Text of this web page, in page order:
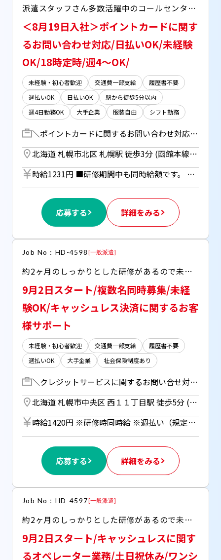
派遣スタッフさん多数活躍中のコールセンターでのオシゴト！ ○週4～OK ○日払い(JOBPAYサービス)OK ○服装・髪型・ネイル・ピアス自由 ○駅チカで通勤しやすい ○シフトは柔軟に相談可能 働きやすさ抜群です
＜8月19日入社＞ポイントカードに関す
るお問い合わせ対応/日払いOK/未経験
OK/18時定時/週4～OK/
未経験・初心者歓迎 交通費一部支給
履歴書不要
週払いOK
日払いOK
駅から徒歩5分以内
週4日勤務OK
大手企業 服装自由 シフト勤務
＼ポイントカードに関するお問い合わせ対応／ ポイントカード(アプリ、WEB含む)・クレジットカード・交通系ICカードに付帯するポイントサービスに関するお問い合わせ対応をお任せします！ ・お客様のお問い合わせ受付 ・お客様情報をヒアリング ・会員情報の照会や変更 ・ポイント以外に関する質問事項は他の窓口に誘導 フロー図やFAQを基にご回答いただきます！ ※簡単な使い方のサポートも一部ご対応いただきます。 ※先々にはなりますが、お客様からのメールの問い合わせにもご対応いただきます。 【入社】 7/21 09:30～18:00（休憩60分） 【研修】 座学：8/19～8/25 OJT：8/26～8/28 ※研修期間中は土日祝お休み ※入社日を除き研修期間中は、全日10:00～18:00（休憩60分） ※座学・OJT全日程参加必須
北海道 札幌市北区 札幌駅 徒歩3分 (函館本線) ／ さっぽろ駅 徒歩5分 (札幌市営南北線) ／ さっぽろ駅 徒歩5分 (札幌市営東豊線)
時給1231円 ■研修期間中も同時給額です。 ■日払いOK（所定労働時間の80％迄） ■給与は月1回の銀行振込となりますが、「JOBPAY（ジョブペイ）」の利用で就業当日に給料相当額の一部をセブン銀行や三菱UFJ銀行、コンビニ等のATMから受け取る事が可能です！ ◎『JOBPAY』の詳細は登録時または当社HPで！
応募する 詳細をみる
Job No：HD-4598 [一般派遣]
約2ヶ月のしっかりとした研修があるので未経験の方も安心！ もちろん、研修終了後のフォロー体制もバッチリです！ 〇社員食堂、売店あり 〇Free Wi-Fiあり 〇自動販売機あり 〇充実したリフレッシュルームあり
9月2日スタート/複数名同時募集/未経
験OK/キャッシュレス決済に関するお客
様サポート
未経験・初心者歓迎 交通費一部支給
履歴書不要
週払いOK
大手企業 社会保険制度あり
＼クレジットサービスに関するお問い合せ対応／ CMでおなじみのドコモの「dカード」「dポイント」等各種、お問い合わせ対応をお任せします！ お問合せ例・・ 「アカウントの設定方法を教えて」 「住所変更したい」 「クレジットカードを紛失してしまった..」 など ／ 業務に慣れた頃にはチャット対応だけの日もございます♪ ＼ 【研修期間】 約2か月(平日) 9:45～17:45
北海道 札幌市中央区 西１１丁目駅 徒歩5分 (札幌市営東西線) ／ 西１８丁目駅 徒歩5分 (札幌市営東西線) ／ 桑園駅 徒歩10分 (JR線)
時給1420円 ※研修時同時給 ※週払い（規定あり）利用OK！（但し、週払い制度は初回2ヵ月間のみ、3ヵ月目以降は月払い制になります。利用についてはご本人様からお仕事紹介時に申請があった場合のみとなります。）
応募する 詳細をみる
Job No：HD-4597[一般派遣]
約2ヶ月のしっかりとした研修があるので未経験の方も安心！ もちろん、研修終了後のフォロー体制もバッチリです！ 〇社員食堂、売店あり 〇Free Wi-Fiあり 〇自動販売機あり 〇充実したリフレッシュルームあり
9月2日スタート/キャッシュレスに関す
るオペレーター業務/土日祝休み/ワンシ